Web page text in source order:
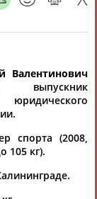
поиск
выпускник
юридического
спорта (2008,
105 кг).